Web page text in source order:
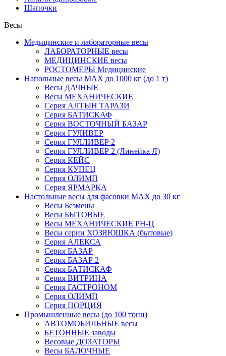
Шапочки
Весы
Медицинские и лабораторные весы
ЛАБОРАТОРНЫЕ весы
МЕДИЦИНСКИЕ весы
РОСТОМЕРЫ Медицинские
Напольные весы MAX до 1000 кг (до 1 т)
Весы ДАЧНЫЕ
Весы МЕХАНИЧЕСКИЕ
Серия АЛТЫН ТАРАЗИ
Серия БАТИСКАФ
Серия ВОСТОЧНЫЙ БАЗАР
Серия ГУЛИВЕР
Серия ГУЛЛИВЕР 2
Серия ГУЛЛИВЕР 2 (Линейка Л)
Серия КЕЙС
Серия КУПЕЦ
Серия ОЛИМП
Серия ЯРМАРКА
Настольные весы для фасовки MAX до 30 кг
Весы Безмены
Весы БЫТОВЫЕ
Весы МЕХАНИЧЕСКИЕ РН-Ц
Весы серии ХОЗЯЮШКА (бытовые)
Серия АЛЕКСА
Серия БАЗАР
Серия БАЗАР 2
Серия БАТИСКАФ
Серия ВИТРИНА
Серия ГАСТРОНОМ
Серия ОЛИМП
Серия ПОРЦИЯ
Промышленные весы (до 100 тонн)
АВТОМОБИЛЬНЫЕ весы
БЕТОННЫЕ заводы
Весовые ДОЗАТОРЫ
Весы БАЛОЧНЫЕ